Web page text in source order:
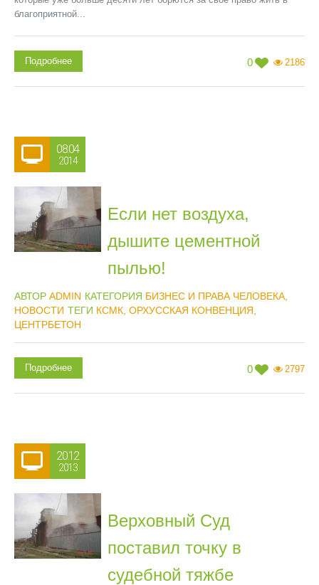
благоприятной...
0 2186
Подробнее
08.04
2014
Если нет воздуха,
дышите цементной
пылью!
АВТОР ADMIN КАТЕГОРИЯ БИЗНЕС И ПРАВА ЧЕЛОВЕКА
НОВОСТИ ТЕГИ КСМК ОРХУССКАЯ КОНВЕНЦИЯ
ЦЕНТРБЕТОН
0 2797
Подробнее
20.12
2013
Верховный Суд
поставил точку в
судебной тяжбе